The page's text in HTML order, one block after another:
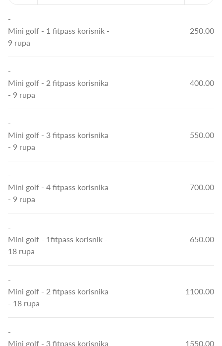
-
Mini golf - 1 fitpass korisnik -
9 rupa
250.00
-
Mini golf - 2 fitpass korisnika
- 9 rupa
400.00
-
Mini golf - 3 fitpass korisnika
- 9 rupa
550.00
-
Mini golf - 4 fitpass korisnika
- 9 rupa
700.00
-
Mini golf - 1fitpass korisnik -
18 rupa
650.00
-
Mini golf - 2 fitpass korisnika
- 18 rupa
1100.00
-
Mini golf - 3 fitpass korisnika
1550.00